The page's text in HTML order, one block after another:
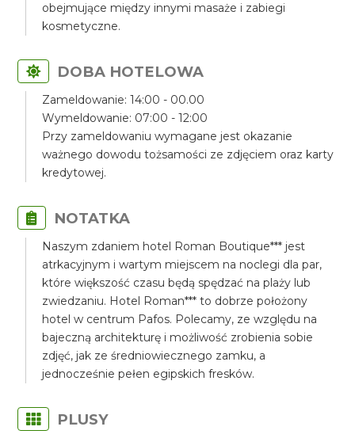
obejmujące między innymi masaże i zabiegi
kosmetyczne.
DOBA HOTELOWA
Zameldowanie: 14:00 - 00.00
Wymeldowanie: 07:00 - 12:00
Przy zameldowaniu wymagane jest okazanie
ważnego dowodu tożsamości ze zdjęciem oraz karty
kredytowej.
NOTATKA
Naszym zdaniem hotel Roman Boutique*** jest
atrkacyjnym i wartym miejscem na noclegi dla par,
które większość czasu będą spędzać na plaży lub
zwiedzaniu. Hotel Roman*** to dobrze położony
hotel w centrum Pafos. Polecamy, ze względu na
bajeczną architekturę i możliwość zrobienia sobie
zdjęć, jak ze średniowiecznego zamku, a
jednocześnie pełen egipskich fresków.
PLUSY